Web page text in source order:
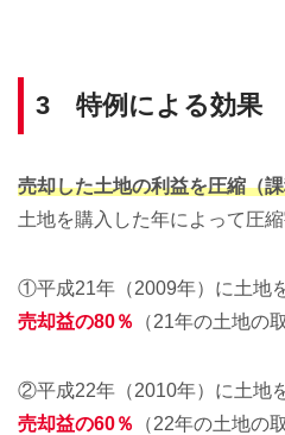
3 特例による効果
売却した土地の利益を圧縮（
土地を購入した年によって圧
①平成21年（2009年）に土地
売却益の80％
（21年の土地の
②平成22年（2010年）に土地
売却益の60％
（22年の土地の